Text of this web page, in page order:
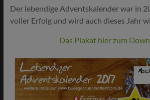
Der lebendige Adventskalender war in
voller Erfolg und wird auch dieses Jahr
Das Plakat hier zum